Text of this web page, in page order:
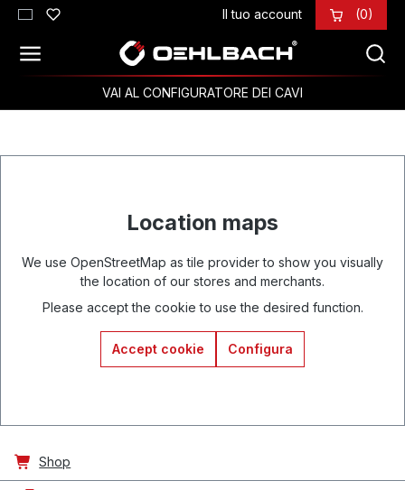
Passa al contenuto principale Il tuo account (0)
VAI AL CONFIGURATORE DEI CAVI
Location maps
We use OpenStreetMap as tile provider to show you visually
the location of our stores and merchants.
Please accept the cookie to use the desired function.
Accept cookie Configura
Shop